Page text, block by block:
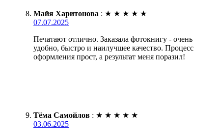
Майя Харитонова : ★ ★ ★ ★ ★
07.07.2025
Печатают отлично. Заказала фотокнигу - очень
удобно, быстро и наилучшее качество. Процесс
оформления прост, а результат меня поразил!
Тёма Самойлов : ★ ★ ★ ★ ★
03.06.2025